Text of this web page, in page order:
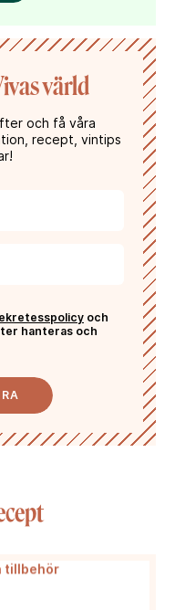
värld
och få våra
recept, vintips
och
hanteras och